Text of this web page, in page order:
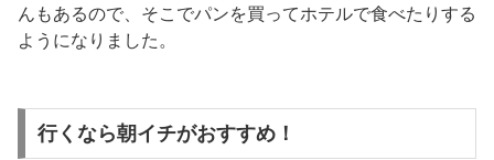
んもあるので、そこでパンを買ってホテルで食べたりする
ようになりました。
行くなら朝イチがおすすめ！